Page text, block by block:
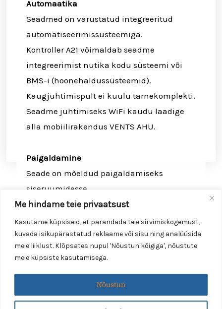
Me hindame teie privaatsust
Kasutame küpsiseid, et parandada teie sirvimiskogemust,
kuvada isikupärastatud reklaame või sisu ning analüüsida
meie liiklust. Klõpsates nupul 'Nõustun kõigiga', nõustute
meie küpsiste kasutamisega.
Nõustun
Automaatika
Seadmed on varustatud integreeritud
automatiseerimissüsteemiga.
Kontroller A21 võimaldab seadme
integreerimist nutika kodu süsteemi või
BMS-i (hoonehaldussüsteemid).
Kaugjuhtimispult ei kuulu tarnekomplekti.
Seadme juhtimiseks WiFi kaudu laadige
alla mobiilirakendus VENTS AHU.
Paigaldamine
Seade on mõeldud paigaldamiseks
siseruumidesse.
Seadme paigaldamise ajal veenduge, et
kondensaadi kogumine ja äravool oleks
õige
Smartvent Group OÜ